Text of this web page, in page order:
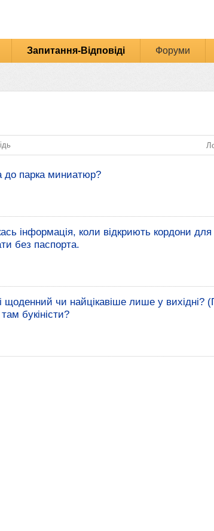
Запитання-Відповіді Форуми
до парка миниатюр?
інформація, коли відкриють кордони для
без паспорта.
чи найцікавіше лише у вихідні?
букіністи?